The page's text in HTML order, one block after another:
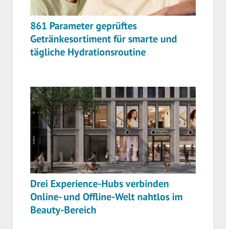
861 Parameter geprüftes
Getränkesortiment für smarte und
tägliche Hydrationsroutine
Drei Experience-Hubs verbinden
Online- und Offline-Welt nahtlos im
Beauty-Bereich